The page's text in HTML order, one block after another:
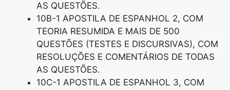
AS QUESTÕES.
10B-1 APOSTILA DE ESPANHOL 2, COM
TEORIA RESUMIDA E MAIS DE 500
QUESTÕES (TESTES E DISCURSIVAS), COM
RESOLUÇÕES E COMENTÁRIOS DE TODAS
AS QUESTÕES.
10C-1 APOSTILA DE ESPANHOL 3, COM